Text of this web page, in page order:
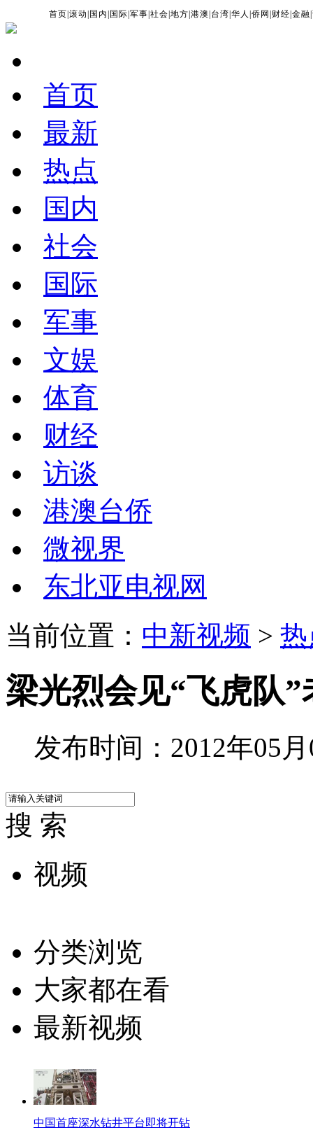
首页 |滚动 国内 国际 |军事 |社会 |地方 |港澳 台湾 |华人 |侨网 财经 |金融 |
首页
最新
热点
国内
社会
国际
军事
文娱
体育
财经
访谈
港澳台侨
微视界
东北亚电视网
当前位置： 中新视频 >
梁光烈会见“飞虎队
发布时间：2012年05
搜 索
视频
分类浏览
大家都在看
最新视频
中国首座深水钻井平台即将开钻